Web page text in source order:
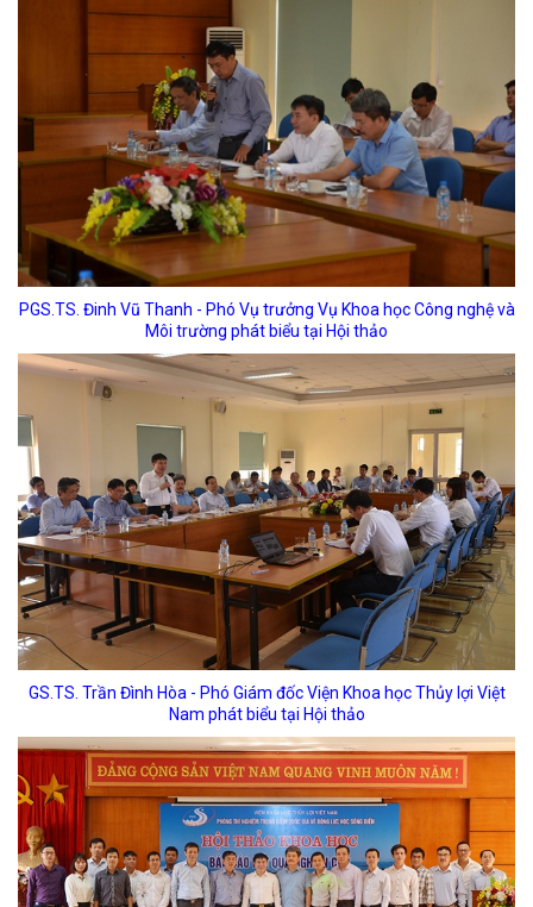
PGS.TS. Đinh Vũ Thanh - Phó Vụ trưởng Vụ Khoa học Công nghệ và
Môi trường phát biểu tại Hội thảo
GS.TS. Trần Đình Hòa - Phó Giám đốc Viện Khoa học Thủy lợi Việt
Nam phát biểu tại Hội thảo